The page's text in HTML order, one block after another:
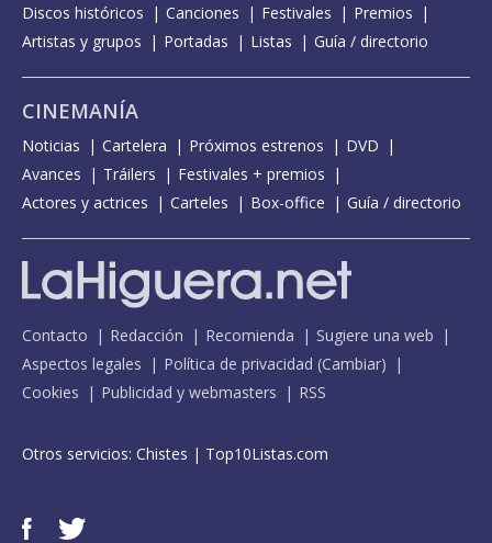
Discos históricos
Canciones Festivales
Premios
Artistas y grupos
Portadas Listas Guía / directorio
CINEMANÍA
Noticias Cartelera Próximos estrenos
DVD
Avances
Tráilers
Festivales + premios
Actores y actrices
Carteles Box-office Guía / directorio
Contacto Redacción Recomienda
Sugiere una web
Aspectos legales
Política de privacidad (Cambiar)
Cookies
Publicidad y webmasters RSS
Otros servicios: Chistes | Top10Listas.com